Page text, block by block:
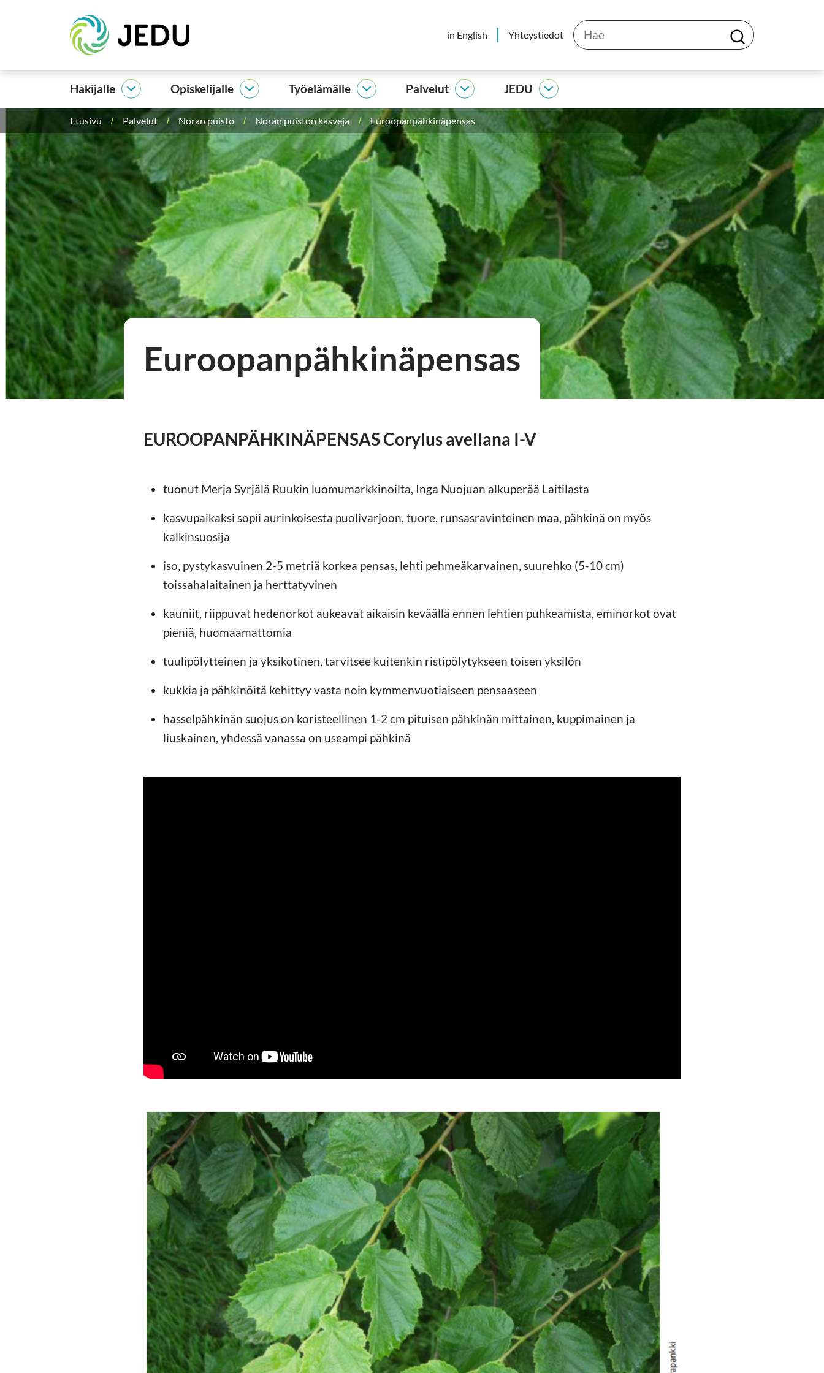
sisältöön
Etusivu
in English Yhteystiedot Hae
H
a
Hakijalle
Hakijalle
alasivut
Opiskelijalle
Opiskelijalle
alasivut
Työelämälle
Työelämälle
alasivut
Palvelut
Palvelut
alasivut
JEDU
JEDU
alasivut
Etusivu Palvelut Noran puisto Noran puiston kasveja Euroopanpähkinäpensas
Euroopanpähkinäpensas
EUROOPANPÄHKINÄPENSAS Corylus avellana I-V
tuonut Merja Syrjälä Ruukin luomumarkkinoilta, Inga Nuojuan alkuperää Laitilasta
kasvupaikaksi sopii aurinkoisesta puolivarjoon, tuore, runsasravinteinen maa, pähkinä on myös
kalkinsuosija
iso, pystykasvuinen 2-5 metriä korkea pensas, lehti pehmeäkarvainen, suurehko (5-10 cm)
toissahalaitainen ja herttatyvinen
kauniit, riippuvat hedenorkot aukeavat aikaisin keväällä ennen lehtien puhkeamista, eminorkot ovat
pieniä, huomaamattomia
tuulipölytteinen ja yksikotinen, tarvitsee kuitenkin ristipölytykseen toisen yksilön
kukkia ja pähkinöitä kehittyy vasta noin kymmenvuotiaiseen pensaaseen
hasselpähkinän suojus on koristeellinen 1-2 cm pituisen pähkinän mittainen, kuppimainen ja
liuskainen, yhdessä vanassa on useampi pähkinä